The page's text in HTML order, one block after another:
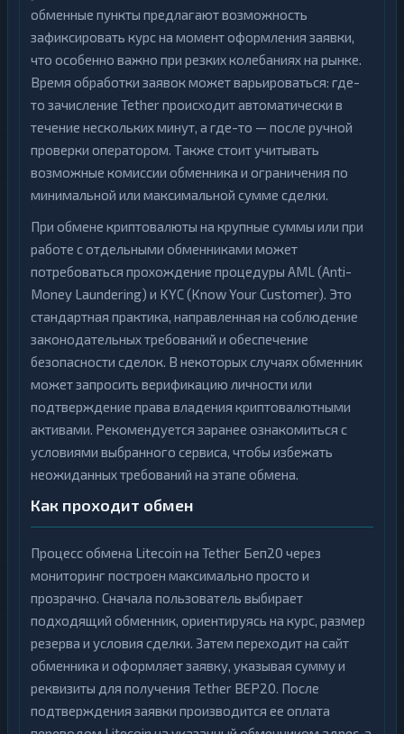
обменные пункты предлагают возможность
зафиксировать курс на момент оформления заявки,
что особенно важно при резких колебаниях на рынке.
Время обработки заявок может варьироваться: где-
то зачисление Tether происходит автоматически в
течение нескольких минут, а где-то — после ручной
проверки оператором. Также стоит учитывать
возможные комиссии обменника и ограничения по
минимальной или максимальной сумме сделки.
При обмене криптовалюты на крупные суммы или при
работе с отдельными обменниками может
потребоваться прохождение процедуры AML (Anti-
Money Laundering) и KYC (Know Your Customer). Это
стандартная практика, направленная на соблюдение
законодательных требований и обеспечение
безопасности сделок. В некоторых случаях обменник
может запросить верификацию личности или
подтверждение права владения криптовалютными
активами. Рекомендуется заранее ознакомиться с
условиями выбранного сервиса, чтобы избежать
неожиданных требований на этапе обмена.
Как проходит обмен
Процесс обмена Litecoin на Tether Беп20 через
мониторинг построен максимально просто и
прозрачно. Сначала пользователь выбирает
подходящий обменник, ориентируясь на курс, размер
резерва и условия сделки. Затем переходит на сайт
обменника и оформляет заявку, указывая сумму и
реквизиты для получения Tether BEP20. После
подтверждения заявки производится ее оплата